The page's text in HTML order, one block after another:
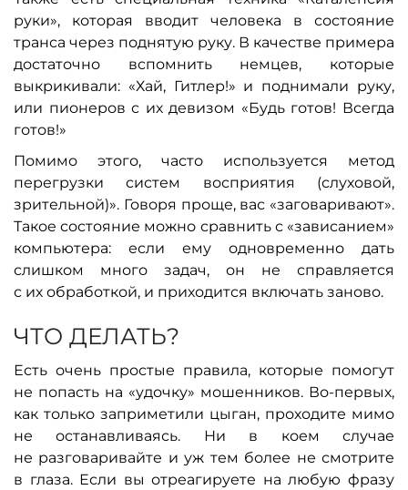
руки», которая вводит человека в состояние
транса через поднятую руку. В качестве примера
достаточно вспомнить немцев, которые
выкрикивали: «Хай, Гитлер!» и поднимали руку,
или пионеров с их девизом «Будь готов! Всегда
готов!»
Помимо этого, часто используется метод
перегрузки систем восприятия (слуховой,
зрительной)». Говоря проще, вас «заговаривают».
Такое состояние можно сравнить с «зависанием»
компьютера: если ему одновременно дать
слишком много задач, он не справляется
с их обработкой, и приходится включать заново.
ЧТО ДЕЛАТЬ?
Есть очень простые правила, которые помогут
не попасть на «удочку» мошенников. Во-первых,
как только заприметили цыган, проходите мимо
не останавливаясь. Ни в коем случае
не разговаривайте и уж тем более не смотрите
в глаза. Если вы отреагируете на любую фразу